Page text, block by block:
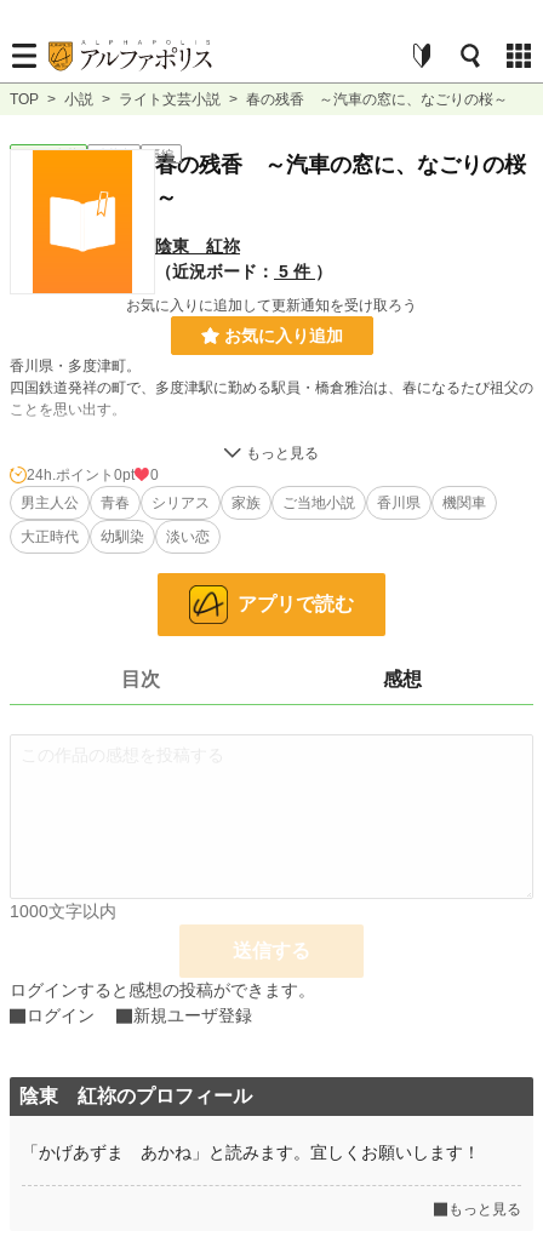
TOP > 小説 > ライト文芸小説 > 春の残香 ～汽車の窓に、なごりの桜～
ライト文芸 連載中 長編
春の残香 ～汽車の窓に、なごりの桜
～
陰東 紅祢
（近況ボード： 5 件 ）
お気に入りに追加して更新通知を受け取ろう
お気に入り追加
香川県・多度津町。
四国鉄道発祥の町で、多度津駅に勤める駅員・橋倉雅治は、春になるたび祖父の
ことを思い出す。
祖父・勇もまた、かつてこの町で人々を送り出す仕事に就いていた。だがその胸
には、生涯忘れることのない、ひとつの別れが残されている。
時は大正十四年。
勇と小春は、幼い頃からいつも共に過ごしてきた。
しかし、この年、二十歳を迎える小春が変わりはじめる。
何を問うても本心を語らず、ただ曖昧に微笑むばかり。
「勇さん……私、遠くへ行くことになったの」
勇が「いつ？」と問えば「明日」と答えた。
発車間際、ようやく視界の端に彼女の姿をとらえる。
言葉を交わそうとしたその瞬間、汽笛がすべてを掻き消した。
動き出す汽車の窓に残されたのは、伝えられなかった想いと、散りゆく桜だけだ
った。
ライト文芸 9,588 位 / 9,588 件
24h.ポイント 0pt
0
男主人公
青春 シリアス 家族 ご当地小説 香川県
機関車
大正時代
幼馴染 淡い恋
アプリで読む
目次 感想
1000文字以内
送信する
ログインすると感想の投稿ができます。
ログイン
新規ユーザ登録
陰東 紅祢のプロフィール
「かげあずま あかね」と読みます。宜しくお願いします！
もっと見る